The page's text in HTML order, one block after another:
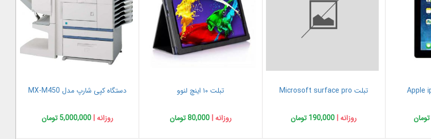
تبلت Microsoft surface pro
روزانه | 190,000 تومان
تبلت ۱۰ اینچ لنوو
روزانه |80,000 تومان
دستگاه کپی شارپ مدل MX-M450
روزانه | 5,000,000 تومان